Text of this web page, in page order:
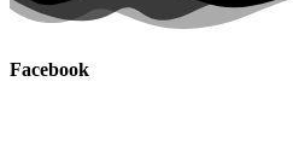
Facebook